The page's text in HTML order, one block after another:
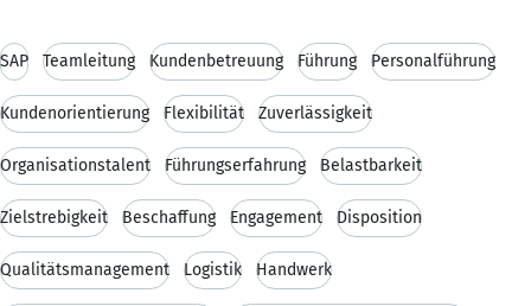
SAP Teamleitung Kundenbetreuung Führung Personalführung
Kundenorientierung Flexibilität Zuverlässigkeit
Organisationstalent Führungserfahrung Belastbarkeit
Zielstrebigkeit Beschaffung Engagement Disposition
Qualitätsmanagement Logistik Handwerk